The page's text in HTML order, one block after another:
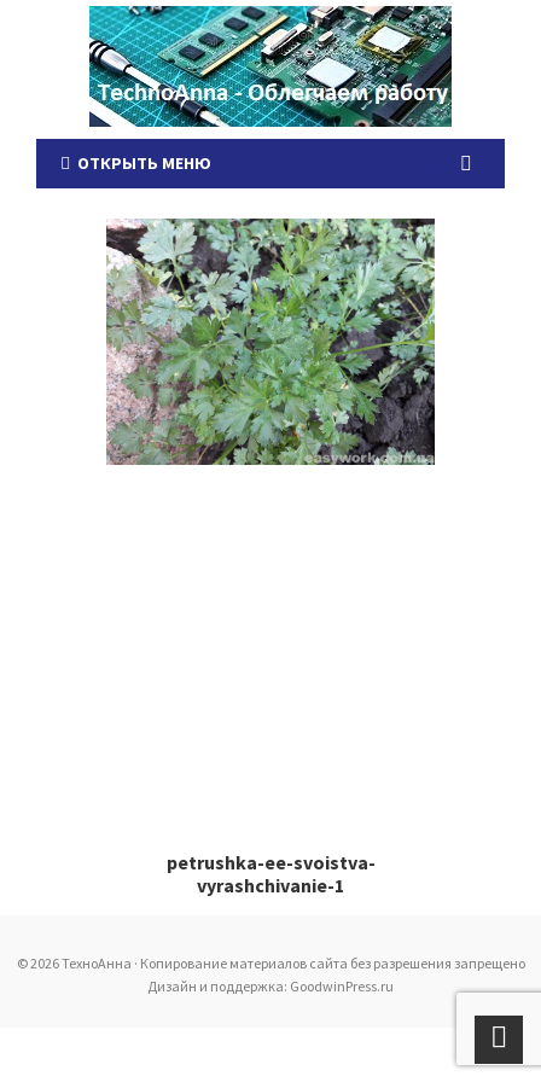
ОТКРЫТЬ МЕНЮ
petrushka-ee-svoistva-
vyrashchivanie-1
© 2026 ТехноАнна · Копирование материалов сайта без разрешения запрещено
Дизайн и поддержка: GoodwinPress.ru